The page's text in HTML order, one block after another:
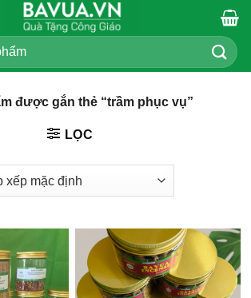
được gắn thẻ “trầm phục vụ”
LỌC